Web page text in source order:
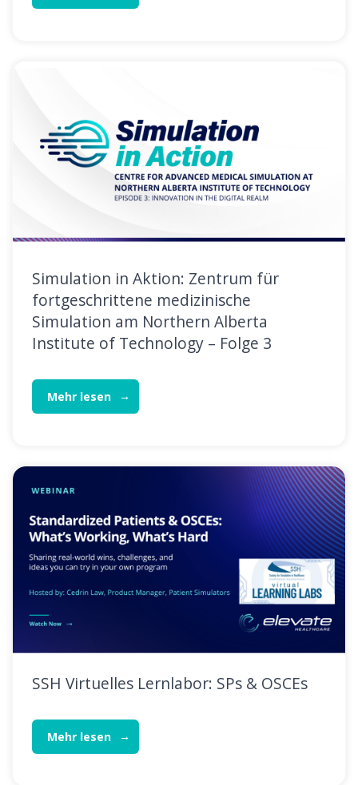
Simulation in Aktion: Zentrum für
fortgeschrittene medizinische
Simulation am Northern Alberta
Institute of Technology – Folge 3
Mehr lesen
SSH Virtuelles Lernlabor: SPs & OSCEs
Mehr lesen